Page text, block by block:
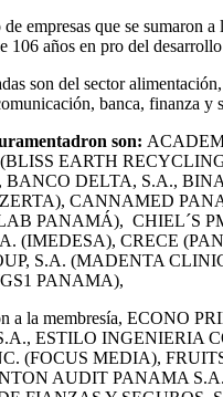
empresas que se sumaron
106 años en pro del
son del sector
banca, finanza y
son:
EARTH
DELTA, S.A.,
CANNAMED
PANAMÁ), CHIEL´S
(IMEDESA), CRECE
S.A. (MADENTA
PANAMA),
a la membresía,
ESTILO INGENIERIA
(FOCUS MEDIA),
AUDIT PANAMA